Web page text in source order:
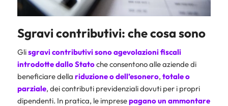
Sgravi contributivi: che cosa sono
Glisgravi contributivi sono agevolazioni fiscali
introdotte dallo Statoche consentono alle aziende di
beneficiare della riduzione o dell’esonero, totale o
parziale, dei contributi previdenziali dovuti per i propri
dipendenti. In pratica, le impresepagano un ammontare